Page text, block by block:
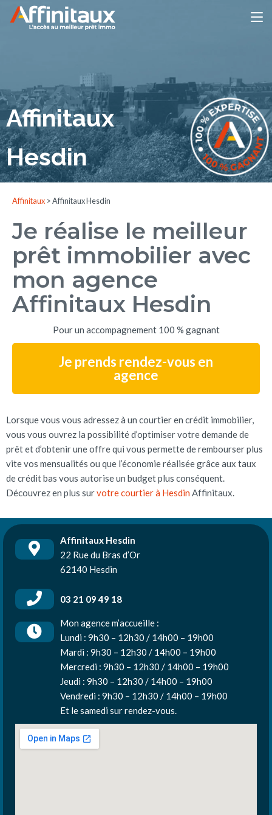
Affinitaux
Hesdin
Affinitaux >Affinitaux Hesdin
Je réalise le meilleur
prêt immobilier avec
mon agence
Affinitaux Hesdin
Pour un accompagnement 100 % gagnant
Je prends rendez-vous en
agence
Lorsque vous vous adressez à un courtier en crédit immobilier,
vous vous ouvrez la possibilité d’optimiser votre demande de
prêt et d’obtenir une offre qui vous permette de rembourser plus
vite vos mensualités ou que l’économie réalisée grâce aux taux
de crédit bas vous autorise un budget plus conséquent.
Découvrez en plus survotre courtier à Hesdin Affinitaux.
Affinitaux Hesdin
22 Rue du Bras d’Or
62140 Hesdin
03 21 09 49 18
Mon agence m’accueille :
Lundi : 9h30 – 12h30 / 14h00 – 19h00
Mardi : 9h30 – 12h30 / 14h00 – 19h00
Mercredi : 9h30 – 12h30 / 14h00 – 19h00
Jeudi : 9h30 – 12h30 / 14h00 – 19h00
Vendredi : 9h30 – 12h30 / 14h00 – 19h00
Et le samedi sur rendez-vous.